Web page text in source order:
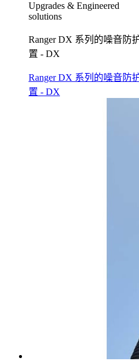
Upgrades & Engineered
solutions
Ranger DX 系列的噪音防
置 - DX
Ranger DX 系列的噪音防
置 - DX